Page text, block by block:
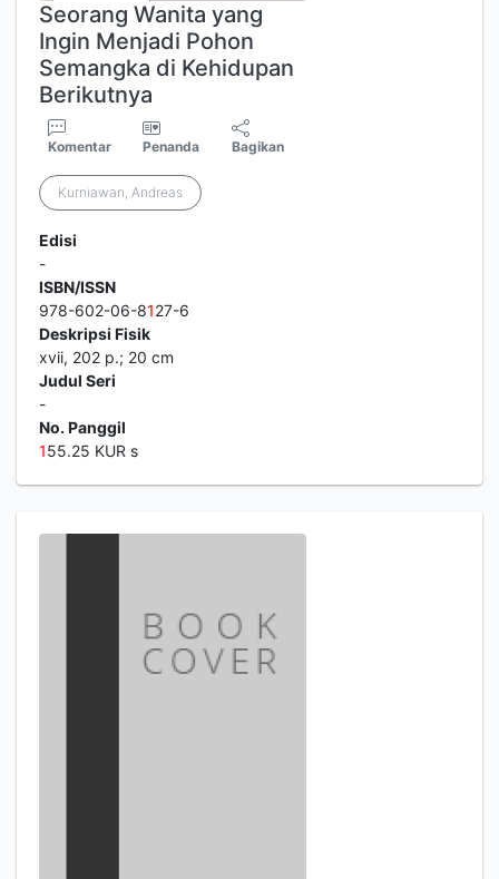
Seorang Wanita yang
Ingin Menjadi Pohon
Semangka di Kehidupan
Berikutnya
Komentar Penanda Bagikan
Kurniawan, Andreas
Edisi
-
ISBN/ISSN
978-602-06-8127-6
Deskripsi Fisik
xvii, 202 p.; 20 cm
Judul Seri
-
No. Panggil
155.25 KUR s